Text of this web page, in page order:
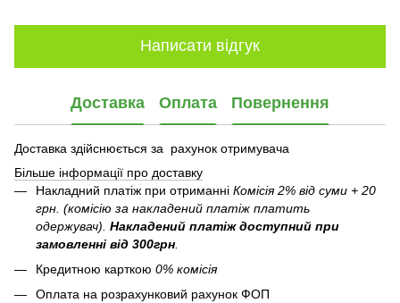
Написати відгук
Доставка Оплата Повернення
Доставка здійснюється за рахунок отримувача
Більше інформації про доставку
Накладний платіж при отриманні Комісія 2% від суми + 20
грн. (комісію за накладений платіж платить
одержувач). Накладений платіж доступний при
замовленні від 300грн
Кредитною карткою 0% комісія
Оплата на розрахунковий рахунок ФОП